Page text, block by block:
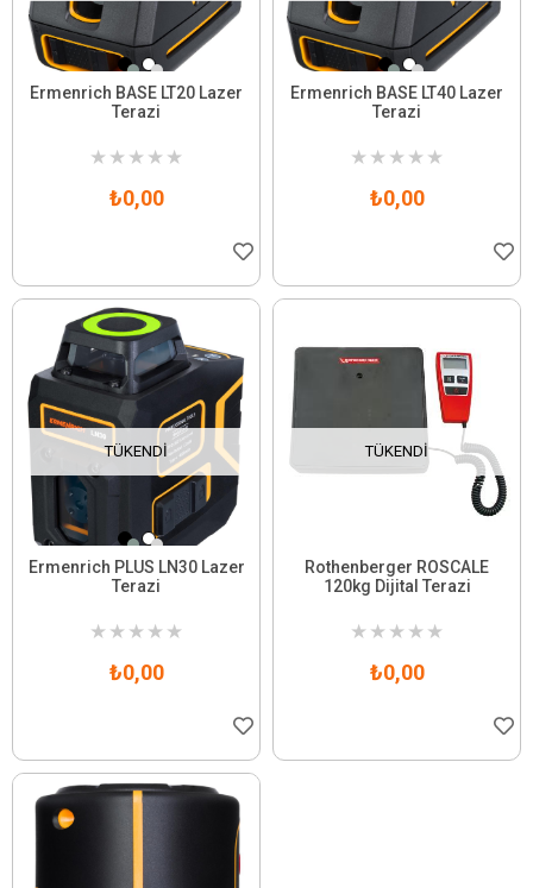
Ermenrich BASE LT20 Lazer
Terazi
★ ★ ★ ★ ★
₺0,00
Ermenrich BASE LT40 Lazer
Terazi
★ ★ ★ ★ ★
₺0,00
TÜKENDI
Ermenrich PLUS LN30 Lazer
Terazi
★ ★ ★ ★ ★
₺0,00
TÜKENDI
Rothenberger ROSCALE
120kg Dijital Terazi
★ ★ ★ ★ ★
₺0,00